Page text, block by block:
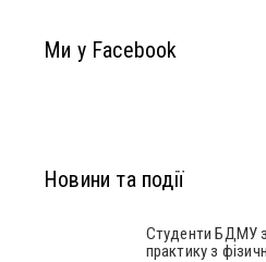
Ми у Facebook
Новини та події
Студенти БДМУ
практику з